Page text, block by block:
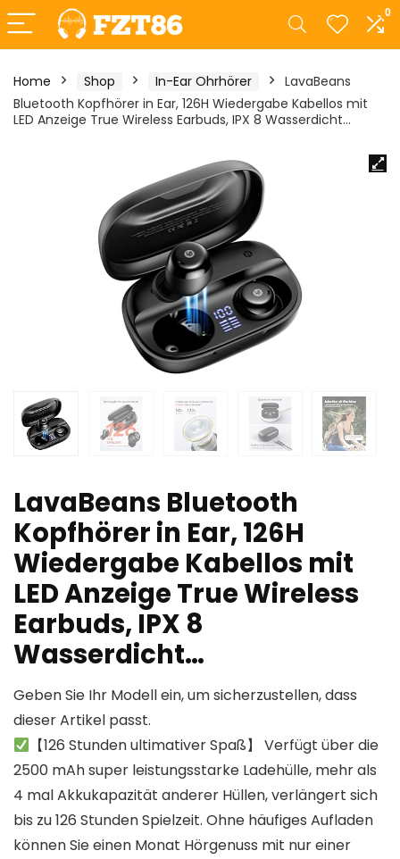
0
Home Shop In-Ear Ohrhörer
LavaBeans
Bluetooth Kopfhörer in Ear, 126H Wiedergabe Kabellos mit
LED Anzeige True Wireless Earbuds, IPX 8 Wasserdicht…
LavaBeans Bluetooth
Kopfhörer in Ear, 126H
Wiedergabe Kabellos mit
LED Anzeige True Wireless
Earbuds, IPX 8
Wasserdicht…
Geben Sie Ihr Modell ein, um sicherzustellen, dass
dieser Artikel passt.
【126 Stunden ultimativer Spaß】 Verfügt über die
2500 mAh super leistungsstarke Ladehülle, mehr als
4 mal Akkukapazität anderer Hüllen, verlängert sich
bis zu 126 Stunden Spielzeit. Ohne häufiges Aufladen
können Sie einen Monat Hörgenuss mit nur einer